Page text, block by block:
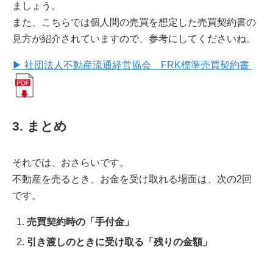
ましょう。
また、こちらでは個人間の売買を想定した売買契約書の
見方が紹介されていますので、参考にしてくださいね。
▶ 社団法人不動産流通経営協会 FRK標準売買契約書
3. まとめ
それでは、おさらいです。
不動産を売るとき、お金を受け取れる場面は、次の2回
です。
売買契約時の「手付金」
引き渡しのときに受け取る「残りの金額」